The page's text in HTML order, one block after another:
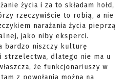
życia i za to składam hołd,
rzeczywiście to robią, a nie
narażania życia pieprzą
jako niby eksperci.
bardzo niszczy kulturę
strzelectwa, dlatego nie ma u
że funkcjonariuszy w